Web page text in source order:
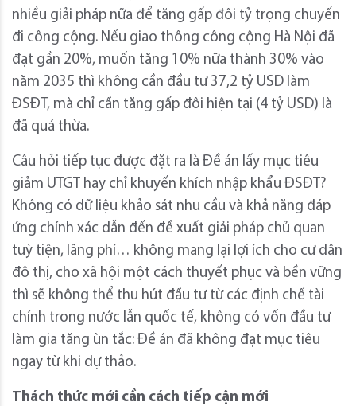
nhiều giải pháp nữa để tăng gấp đôi tỷ trọng chuyến
đi công cộng. Nếu giao thông công cộng Hà Nội đã
đạt gần 20%, muốn tăng 10% nữa thành 30% vào
năm 2035 thì không cần đầu tư 37,2 tỷ USD làm
ĐSĐT, mà chỉ cần tăng gấp đôi hiện tại (4 tỷ USD) là
đã quá thừa.
Câu hỏi tiếp tục được đặt ra là Đề án lấy mục tiêu
giảm UTGT hay chỉ khuyến khích nhập khẩu ĐSĐT?
Không có dữ liệu khảo sát nhu cầu và khả năng đáp
ứng chính xác dẫn đến đề xuất giải pháp chủ quan
tuỳ tiện, lãng phí… không mang lại lợi ích cho cư dân
đô thị, cho xã hội một cách thuyết phục và bền vững
thì sẽ không thể thu hút đầu tư từ các định chế tài
chính trong nước lẫn quốc tế, không có vốn đầu tư
làm gia tăng ùn tắc: Đề án đã không đạt mục tiêu
ngay từ khi dự thảo.
Thách thức mới cần cách tiếp cận mới